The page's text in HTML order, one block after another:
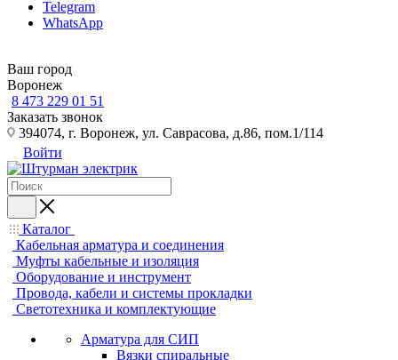
Telegram
WhatsApp
Ваш город
Воронеж
8 473 229 01 51
Заказать звонок
394074, г. Воронеж, ул. Саврасова, д.86, пом.1/114
Войти
Каталог
Кабельная арматура и соединения
Муфты кабельные и изоляция
Оборудование и инструмент
Провода, кабели и системы прокладки
Светотехника и комплектующие
Арматура для СИП
Вязки спиральные